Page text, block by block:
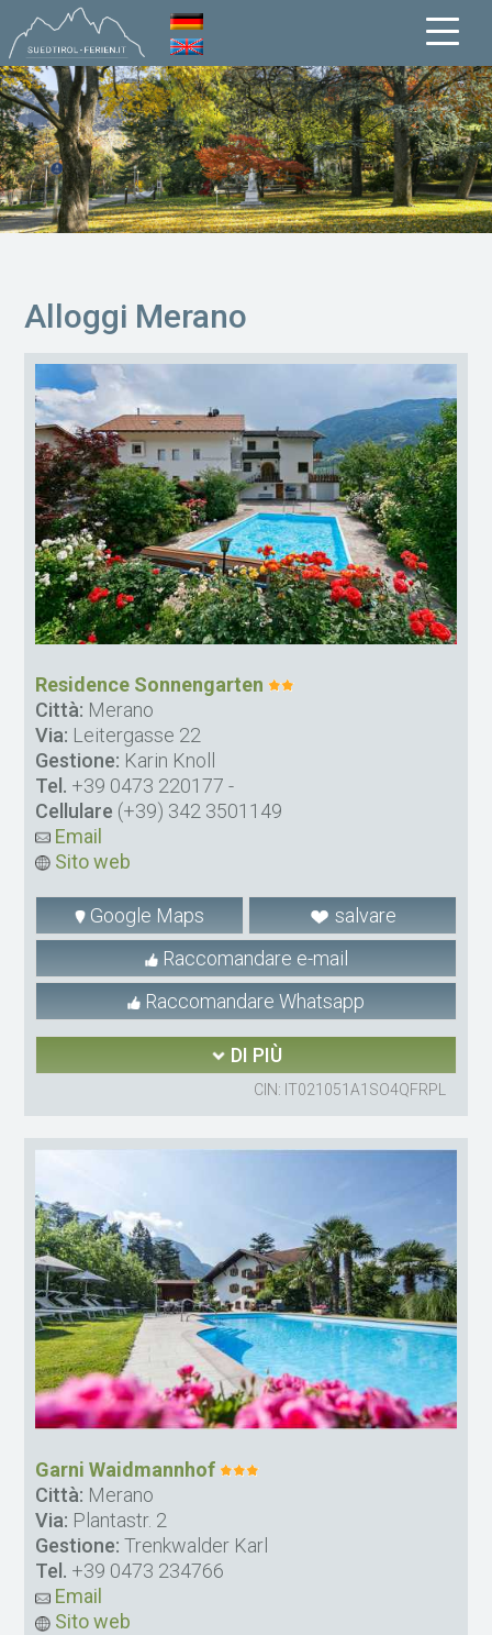
Alloggi Merano
Residence Sonnengarten
Città: Merano
Via: Leitergasse 22
Gestione: Karin Knoll
Tel. +39 0473 220177 -
Cellulare (+39) 342 3501149
Email
Sito web
Google Maps
salvare
Raccomandare e-mail
Raccomandare Whatsapp
DI PIÙ
CIN: IT021051A1SO4QFRPL
Garni Waidmannhof
Città: Merano
Via: Plantastr. 2
Gestione: Trenkwalder Karl
Tel. +39 0473 234766
Email
Sito web